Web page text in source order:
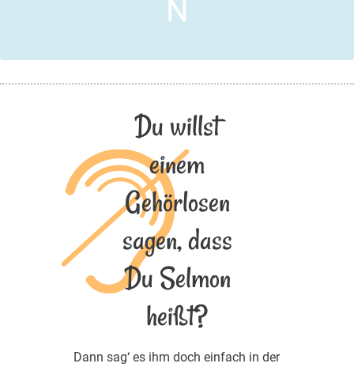
N
Du willst
einem
Gehörlosen
sagen, dass
Du Selmon
heißt?
Dann sag‘ es ihm doch einfach in der